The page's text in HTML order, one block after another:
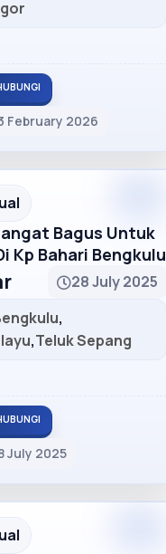
February 2026
Bagus Untuk
Kp Bahari Bengkulu
28 July 2025
,
,Teluk Sepang
July 2025